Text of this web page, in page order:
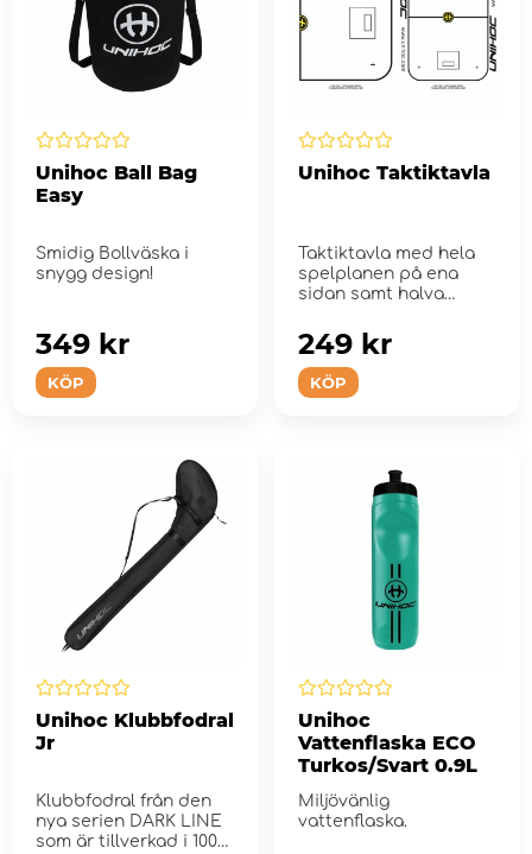
Unihoc Ball Bag
Easy
Smidig Bollväska i
snygg design!
KÖP
349 kr
Unihoc Taktiktavla
Taktiktavla med hela
spelplanen på ena
sidan samt halva
si...
KÖP
249 kr
Unihoc Klubbfodral
Jr
Klubbfodral från den
nya serien DARK LINE
som är tillverkad i 100%
Unihoc
Vattenflaska ECO
Turkos/Svart 0.9L
Miljövänlig
vattenflaska.